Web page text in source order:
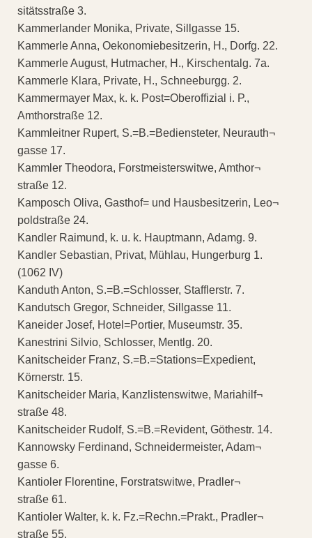
sitätsstraße 3.
Kammerlander Monika, Private, Sillgasse 15.
Kammerle Anna, Oekonomiebesitzerin, H., Dorfg. 22.
Kammerle August, Hutmacher, H., Kirschentalg. 7a.
Kammerle Klara, Private, H., Schneeburgg. 2.
Kammermayer Max, k. k. Post=Oberoffizial i. P.,
Amthorstraße 12.
Kammleitner Rupert, S.=B.=Bediensteter, Neurauth¬
gasse 17.
Kammler Theodora, Forstmeisterswitwe, Amthor¬
straße 12.
Kamposch Oliva, Gasthof= und Hausbesitzerin, Leo¬
poldstraße 24.
Kandler Raimund, k. u. k. Hauptmann, Adamg. 9.
Kandler Sebastian, Privat, Mühlau, Hungerburg 1.
(1062 IV)
Kanduth Anton, S.=B.=Schlosser, Stafflerstr. 7.
Kandutsch Gregor, Schneider, Sillgasse 11.
Kaneider Josef, Hotel=Portier, Museumstr. 35.
Kanestrini Silvio, Schlosser, Mentlg. 20.
Kanitscheider Franz, S.=B.=Stations=Expedient,
Körnerstr. 15.
Kanitscheider Maria, Kanzlistenswitwe, Mariahilf¬
straße 48.
Kanitscheider Rudolf, S.=B.=Revident, Göthestr. 14.
Kannowsky Ferdinand, Schneidermeister, Adam¬
gasse 6.
Kantioler Florentine, Forstratswitwe, Pradler¬
straße 61.
Kantioler Walter, k. k. Fz.=Rechn.=Prakt., Pradler¬
straße 55.